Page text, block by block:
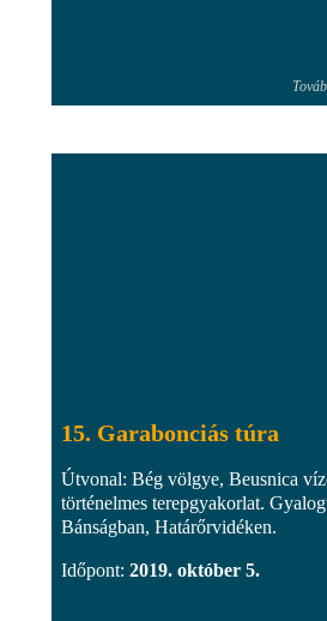
15. Garabonciás túra
Útvonal: Bég völgye, Beusnica
történelmes terepgyakorlat.
Bánságban, Határőrvidéken.
Időpont: 2019. október 5.